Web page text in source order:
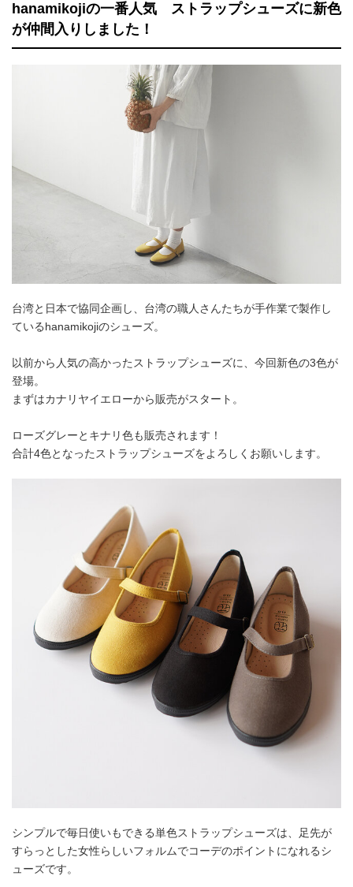
hanamikojiの一番人気 ストラップシューズに新色
が仲間入りしました！
台湾と日本で協同企画し、台湾の職人さんたちが手作業で製作し
ているhanamikojiのシューズ。
以前から人気の高かったストラップシューズに、今回新色の3色が
登場。
まずはカナリヤイエローから販売がスタート。
ローズグレーとキナリ色も販売されます！
合計4色となったストラップシューズをよろしくお願いします。
シンプルで毎日使いもできる単色ストラップシューズは、足先が
すらっとした女性らしいフォルムでコーデのポイントになれるシ
ューズです。